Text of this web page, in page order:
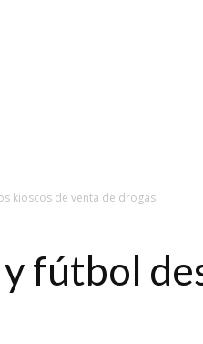
kioscos de venta de drogas
fútbol